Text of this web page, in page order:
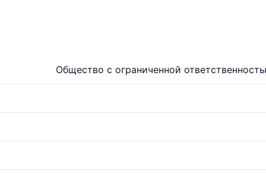
Общество с ограниченной